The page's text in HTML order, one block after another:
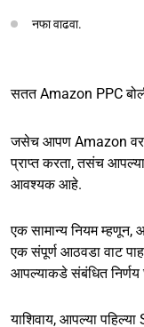
नफा वाढवा.
सतत Amazon PPC
जसेच आपण Amazon वर
प्राप्त करता, तसंच
आवश्यक आहे.
एक सामान्य नियम म्हणून,
एक संपूर्ण आठवडा वाट
आपल्याकडे संबंधित निर्णय
याशिवाय, आपल्या